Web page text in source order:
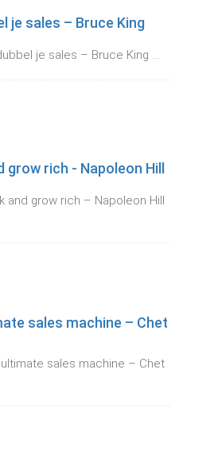
je sales – Bruce King
je sales – Bruce King ...
grow rich - Napoleon Hill
and grow rich – Napoleon Hill
sales machine – Chet
sales machine – Chet